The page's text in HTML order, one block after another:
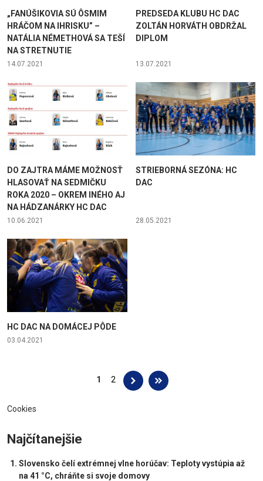
„FANÚŠIKOVIA SÚ ÔSMIM
HRÁČOM NA IHRISKU” –
NATÁLIA NÉMETHOVÁ SA TEŠÍ
NA STRETNUTIE
14.07.2021
PREDSEDA KLUBU HC DAC
ZOLTÁN HORVÁTH OBDRŽAL
DIPLOM
13.07.2021
DO ZAJTRA MÁME MOŽNOSŤ
HLASOVAŤ NA SEDMIČKU
ROKA 2020 – OKREM INÉHO AJ
NA HÁDZANÁRKY HC DAC
10.06.2021
STRIEBORNÁ SEZÓNA: HC
DAC
28.05.2021
HC DAC NA DOMÁCEJ PÔDE
03.04.2021
1 2
Cookies
Najčítanejšie
Slovensko čelí extrémnej vlne horúčav: Teploty vystúpia až
na 41 °C, chráňte si svoje domovy